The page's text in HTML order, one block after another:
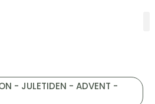
- JULETIDEN - ADVENT -